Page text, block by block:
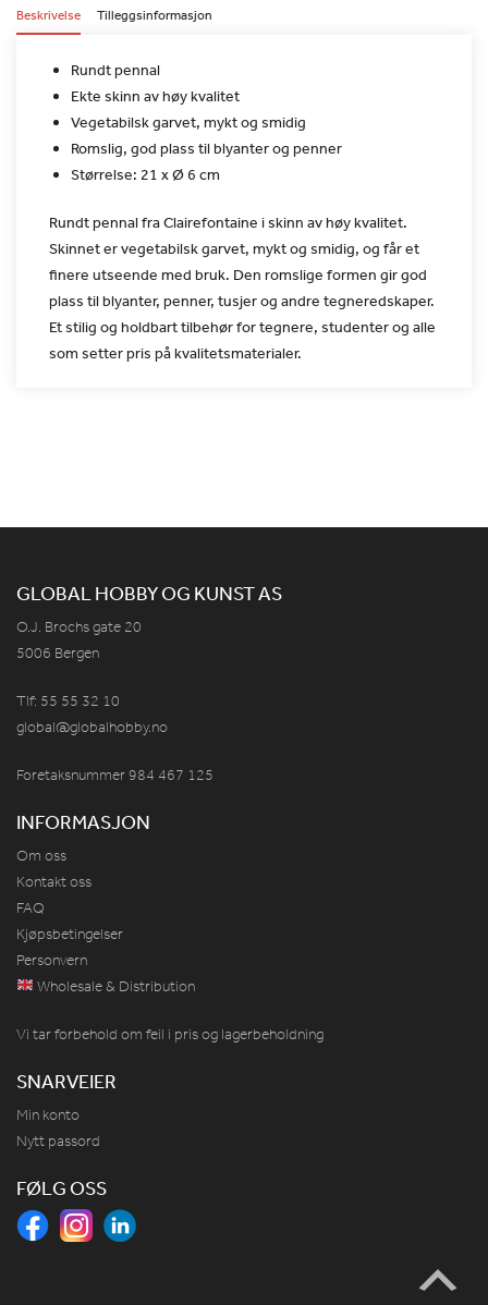
Beskrivelse Tilleggsinformasjon
Rundt pennal
Ekte skinn av høy kvalitet
Vegetabilsk garvet, mykt og smidig
Romslig, god plass til blyanter og penner
Størrelse: 21 x Ø 6 cm
Rundt pennal fra Clairefontaine i skinn av høy kvalitet.
Skinneter vegetabilsk garvet, mykt og smidig, og får et
finere utseende med bruk. Den romslige formen gir god
plass til blyanter, penner, tusjer og andre tegneredskaper.
Et stilig og holdbart tilbehør fortegnere, studenter og alle
som setter pris påkvalitetsmaterialer.
GLOBAL HOBBY OG KUNST AS
O.J. Brochs gate 20
5006 Bergen
Tlf: 55 55 32 10
global@globalhobby.no
Foretaksnummer 984 467 125
INFORMASJON
Om oss
Kontakt oss
FAQ
Kjøpsbetingelser
Personvern
Wholesale & Distribution
Vi tar forbehold om feil i pris og lagerbeholdning
SNARVEIER
Min konto
Nytt passord
FØLG OSS